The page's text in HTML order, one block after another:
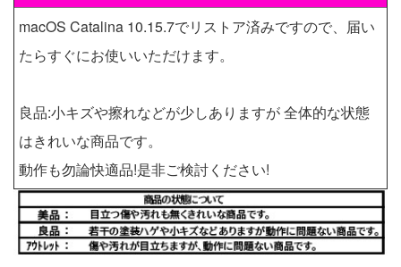
macOS Catalina 10.15.7でリストア済みですので、届い
たらすぐにお使いいただけます。
良品:小キズや擦れなどが少しありますが 全体的な状態
はきれいな商品です。
動作も勿論快適品!是非ご検討ください!